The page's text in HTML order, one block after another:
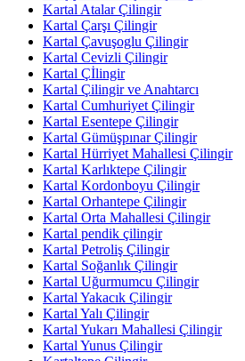
Kartal Atalar Çilingir
Kartal Çarşı Çilingir
Kartal Çavuşoglu Çilingir
Kartal Cevizli Çilingir
Kartal Çİlingir
Kartal Çilingir ve Anahtarcı
Kartal Cumhuriyet Çilingir
Kartal Esentepe Çilingir
Kartal Gümüşpınar Çilingir
Kartal Hürriyet Mahallesi Çilingir
Kartal Karlıktepe Çilingir
Kartal Kordonboyu Çilingir
Kartal Orhantepe Çilingir
Kartal Orta Mahallesi Çilingir
Kartal pendik çilingir
Kartal Petroliş Çilingir
Kartal Soğanlık Çilingir
Kartal Uğurmumcu Çilingir
Kartal Yakacık Çilingir
Kartal Yalı Çilingir
Kartal Yukarı Mahallesi Çilingir
Kartal Yunus Çilingir